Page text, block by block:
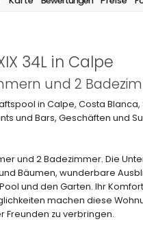
34L in Calpe
und 2
in Calpe, Costa Blanca,
und Bars, Geschäften und
und 2 Badezimmer. Die
Bäumen, wunderbare
und den Garten. Ihr
machen diese
Freunden zu verbringen.